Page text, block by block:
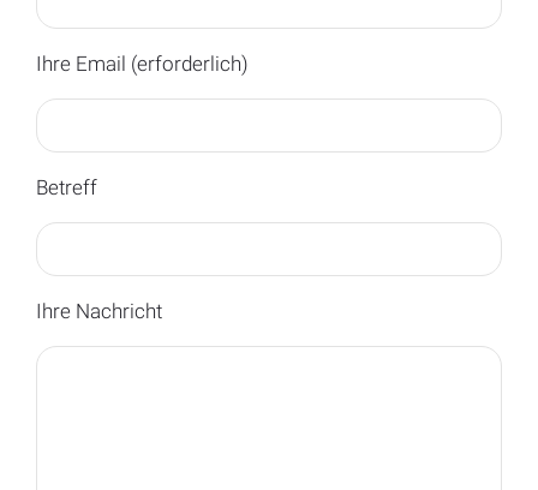
Ihre Email (erforderlich)
Betreff
Ihre Nachricht